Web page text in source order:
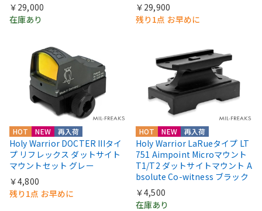
￥29,000
在庫あり
￥29,900
残り1点 お早めに
HOT NEW 再入荷
Holy Warrior DOCTER IIIタイ
プ リフレックス ダットサイト
マウントセット グレー
￥4,800
残り1点 お早めに
HOT NEW 再入荷
Holy Warrior LaRueタイプ LT
751 Aimpoint Microマウント
T1/T2 ダットサイトマウント A
bsolute Co-witness ブラック
￥4,500
在庫あり